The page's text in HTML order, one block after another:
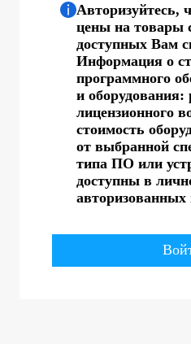
Авторизуйтесь,
цены на товары
доступных Вам
Информация о
программного
и оборудования:
лицензионного
стоимость
от выбранной
типа ПО или
доступны в
авторизованных